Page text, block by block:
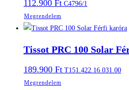
112.900 Ft C4796/1
Megrendelem
Tissot PRC 100 Solar
189.900 Ft T151.422.16.031.00
Megrendelem